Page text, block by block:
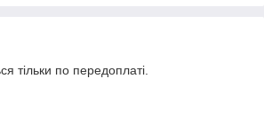
тільки по передоплаті.